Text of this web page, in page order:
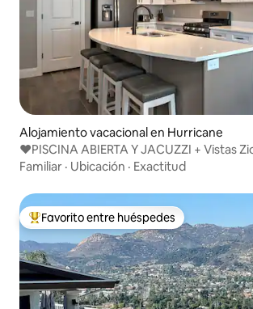
Alojamiento vacacional en Hurricane
❤️PISCINA ABIERTA Y JACUZZI + Vistas Zion Village 6
dormitorios❤️
Familiar · Ubicación · Exactitud
Favorito entre huéspedes preferido
Favorito entre huéspedes